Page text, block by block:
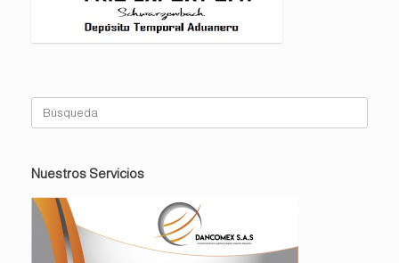
Nuestros Servicios